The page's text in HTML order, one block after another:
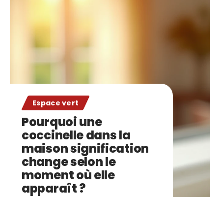
Espace vert
Pourquoi une
coccinelle dans la
maison signification
change selon le
moment où elle
apparaît ?